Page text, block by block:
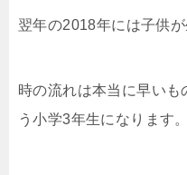
翌年の2018年には子供が
時の流れは本当に早い
う小学3年生になります。